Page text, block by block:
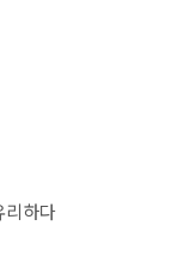
리하다